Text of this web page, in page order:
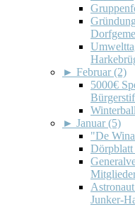
► Februar (2)
5000€
► Januar (5)
"De
Junker-